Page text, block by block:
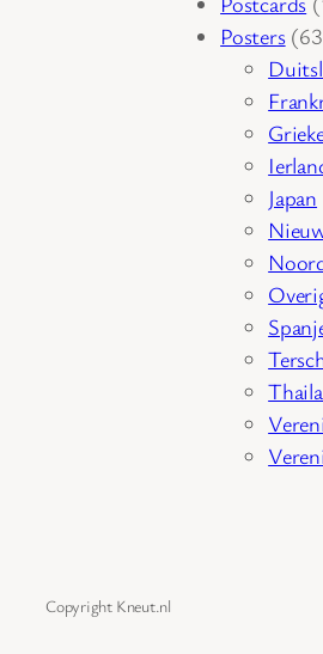
Posters 63
Japan
Copyright Kneut.nl